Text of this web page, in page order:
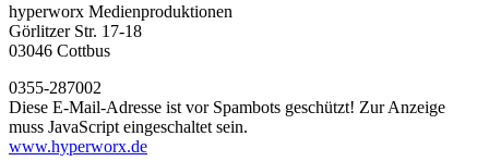
hyperworx Medienproduktionen
Görlitzer Str. 17-18
03046 Cottbus
0355-287002
Diese E-Mail-Adresse ist vor Spambots geschützt! Zur Anzeige
muss JavaScript eingeschaltet sein.
www.hyperworx.de